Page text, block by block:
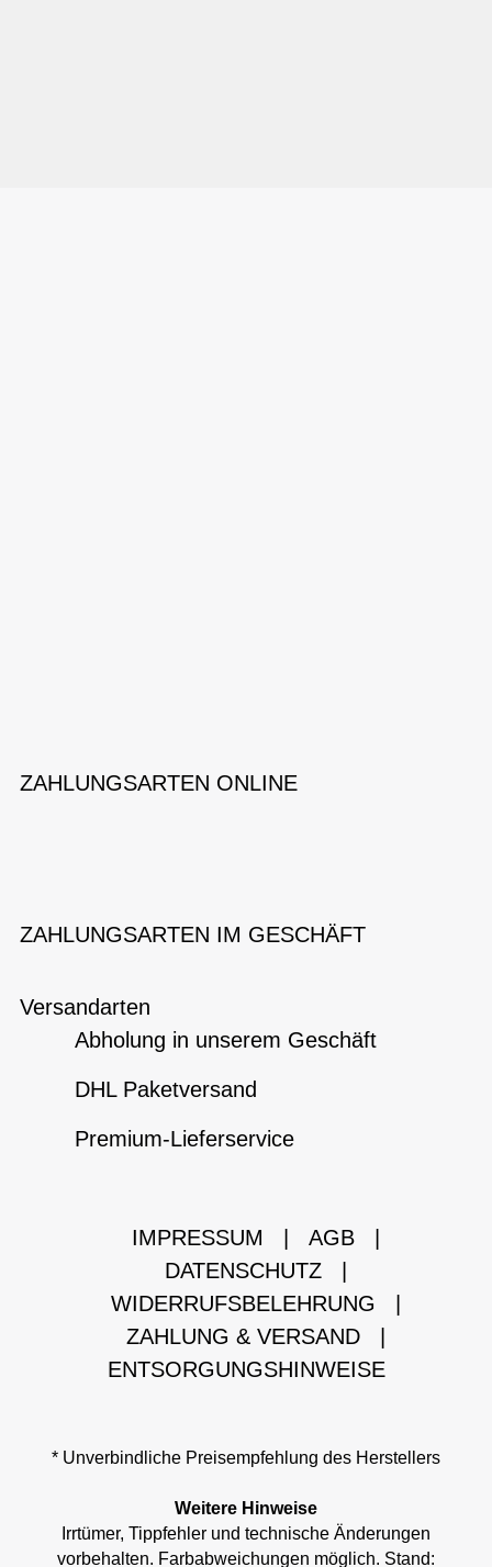
ZAHLUNGSARTEN ONLINE
ZAHLUNGSARTEN IM GESCHÄFT
Versandarten
Abholung in unserem Geschäft
DHL Paketversand
Premium-Lieferservice
IMPRESSUM AGB
DATENSCHUTZ
WIDERRUFSBELEHRUNG
ZAHLUNG & VERSAND
ENTSORGUNGSHINWEISE
* Unverbindliche Preisempfehlung des Herstellers
Weitere Hinweise
Irrtümer, Tippfehler und technische Änderungen
vorbehalten. Farbabweichungen möglich. Stand: